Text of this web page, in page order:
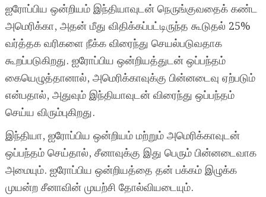
ஐரோப்பிய ஒன்றியம் இந்தியாவுடன் நெருங்குவதைக் கண்ட
அமெரிக்கா, அதன் மீது விதிக்கப்பட்டிருந்த கூடுதல் 25%
வர்த்தக வரிகளை நீக்க விரைந்து செயல்படுவதாக
கூறப்படுகிறது. ஐரோப்பிய ஒன்றியத்துடன் ஒப்பந்தம்
கையெழுத்தானால், அமெரிக்காவுக்கு பின்னடைவு ஏற்படும்
என்பதால், அதுவும் இந்தியாவுடன் விரைந்து ஒப்பந்தம்
செய்ய விரும்புகிறது.
இந்தியா, ஐரோப்பிய ஒன்றியம் மற்றும் அமெரிக்காவுடன்
ஒப்பந்தம் செய்தால், சீனாவுக்கு இது பெரும் பின்னடைவாக
அமையும். ஐரோப்பிய ஒன்றியத்தை தன் பக்கம் இழுக்க
முயன்ற சீனாவின் முயற்சி தோல்வியடையும்.